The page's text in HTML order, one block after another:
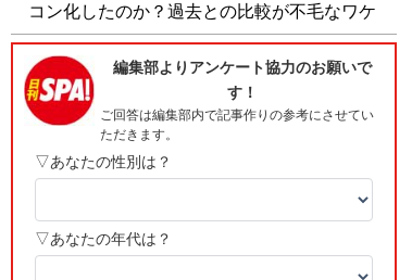
コン化したのか？過去との比較が不毛なワケ